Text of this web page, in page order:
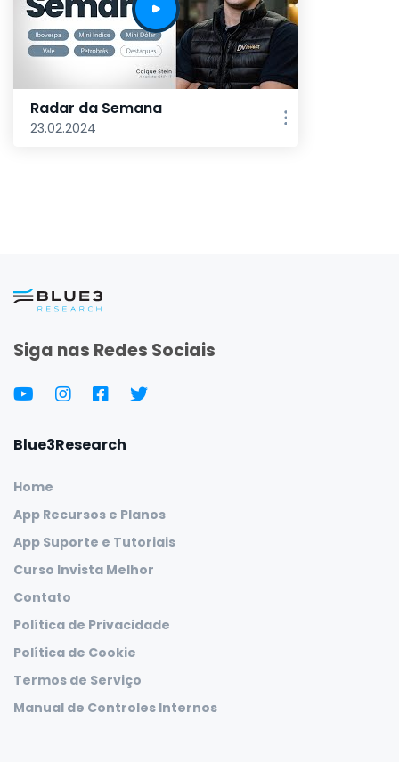
Radar da Semana
23.02.2024
Siga nas Redes Sociais
Blue3Research
Home
App Recursos e Planos
App Suporte e Tutoriais
Curso Invista Melhor
Contato
Política de Privacidade
Política de Cookie
Termos de Serviço
Manual de Controles Internos